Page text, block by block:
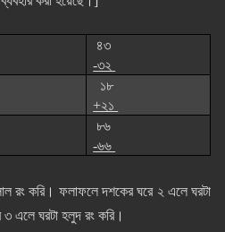
৪৩
-৩২
১৮
+২১
৮৬
-৬৬
রং করি। ফলাফলে দশকের ঘরে ২ এলে ঘরটা
এলে ঘরটা হলুদ রং করি।